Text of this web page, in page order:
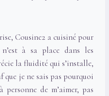
Cousine2 a cuisiné pour
à sa place dans les
la fluidité qui s’installe,
que je ne sais pas pourquoi
personne de m’aimer, pas